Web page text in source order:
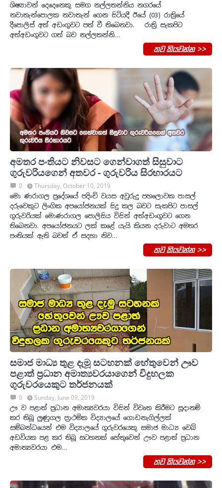
ශිෂ්‍යාවන් දෙදෙනෙකු සමග නල්ලතන්නිය නගරයේ
නවාතැන්පොලක නවාතැන් ගෙන සිටියදී ඊයේ (03) රාත්‍රියේ
දීපොලිස් අත් අඩංගුවට පත් වී තිබෙනවා. රාත්‍රි සැකපිට
අත්අඩංගුවට ගත් බව නල්ලතන්නි…
තව කියවන්න >>
අමතර පංතියට නිවසට ගෙන්වාගත් සිසුවාට
ගුරුවරියගෙන් අතවර - ගුරුවරිය සිරභාරයට
0
Thursday, October 10, 2019
මො ණරාගල ප්‍රදේශයේ පදිංචි වයස අවුරුදු පහලොවක පාසල්
දරුවෙකුට ලිංගික අපයෝජනයක් සිදු කල බවට සැකපිට පාසල්
ගුරුවරියක් මොණරාගල පොලිසිය විසින් අත්අඩංගුවට ගෙන
තිබෙනවා. අපයෝජනයට ලක් කළේ යැයි කියන දරුවාට අමතර
පංතියක් ඇති බවත් ඒ සදහා නිව…
තව කියවන්න >>
සමාජ මාධ්‍ය තුළ දැමූ සටහනක් හේතුවෙන් ඌව
පළාත් ප්‍රධාන අමාත්‍යවරයාගෙන් විදුහලක
ගුරුවරයෙකුට තර්ජනයක්
0
Sunday, June 09, 2019
ඌ ව පළාත් ප්‍රධාන අමාත්‍යවරයා විසින් විවෘත කිරීමට සූදානම්
කර තිබූ ලුණුගල ප්‍රාථමික විද්‍යාලයේ ගොඩනැගිල්ලක්
සම්බන්ධයෙන් එම විද්‍යාලයේ ගුරුවරයෙකු සමාජ මාධ්‍ය වෙබ්
අඩවියක පළ කර තිබූ සටහනක් හේතුවෙන් ඌව පළාත් ප්‍රධාන
අමාත්‍යවරයා එම…
තව කියවන්න >>